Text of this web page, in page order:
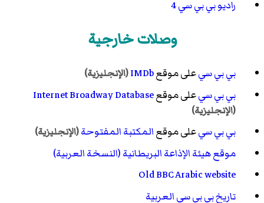
راديو بي بي سي 4
وصلات خارجية
بي بي سيعلى موقعIMDb(الإنجليزية)
بي بي سيعلى موقعInternet Broadway Database
(الإنجليزية)
بي بي سيعلى موقعالمكتبة المفتوحة(الإنجليزية)
موقع هيئة الإذاعة البريطانية (النسخة العربية)
Old BBC Arabic website
تاريخ بي بي سي العربية